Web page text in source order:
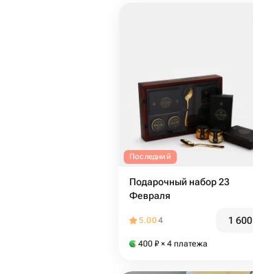
Последний
Подарочный набор 23
Февраля
5.004 1 600
400 ₽ × 4 платежа